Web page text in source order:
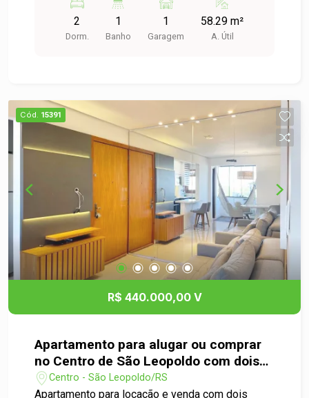
praticidade. Aproveite essa oportunidade única e
agende sua visita!
2
Dorm.
1
Banho
1
Garagem
58.29 m²
A. Útil
Cód. 15391
R$ 440.000,00 V
Apartamento para alugar ou comprar
no Centro de São Leopoldo com dois
dormitórios!
Centro - São Leopoldo/RS
Apartamento para locação e venda com dois